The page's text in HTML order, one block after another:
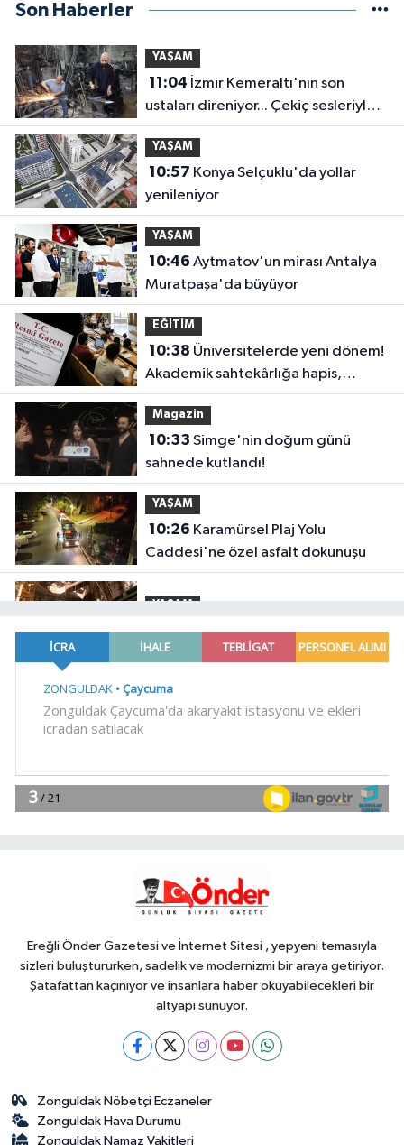
Son Haberler
YAŞAM
11:04
ustaları direniyor... Çekiç sesleriyle
yaşayan miras
YAŞAM
10:57
yenileniyor
YAŞAM
10:46
Muratpaşa'da büyüyor
EĞİTİM
10:38
Akademik sahtekârlığa hapis,
öğrencilere dönüş yolu
Magazin
10:33
sahnede kutlandı!
YAŞAM
10:26
Caddesi'ne özel asfalt dokunuşu
YAŞAM
10:20Buca Metrosu'nda dev adım
10:14 Gülben Ergen'den Yavru
10:04
kurallarını öğreniyor
Ereğli Önder Gazetesi ve İnternet Sitesi , yepyeni temasıyla
sizleri buluştururken, sadelik ve modernizmi bir araya getiriyor.
Şatafattan kaçınıyor ve insanlara haber okuyabilecekleri bir
altyapı sunuyor.
Zonguldak Nöbetçi Eczaneler
Zonguldak Hava Durumu
Zonguldak Namaz Vakitleri